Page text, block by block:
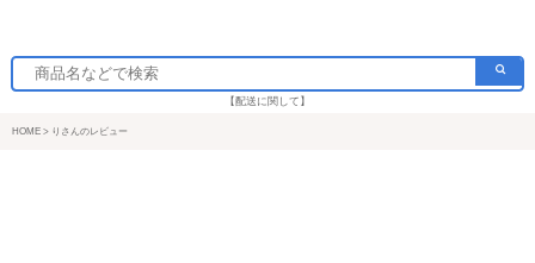
【配送に関して】
HOME りさんのレビュー